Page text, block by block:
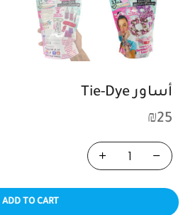
أساور Tie-Dye
₪25
ADD TO CART